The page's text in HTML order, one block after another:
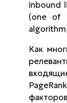
inbound
(one of
Как